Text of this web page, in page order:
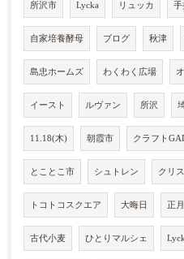
所沢市 Lycka リュッカ 手
自家培養酵母 ブログ 秋津
島忠ホームズ わくわく広場
イースト ルヴァン 所沢
11.18(木) 朝霞市 クラフト
とことこ市 シュトレン クリ
トコトコスクエア 大晦日 正月
古代小麦 ひとりマルシェ